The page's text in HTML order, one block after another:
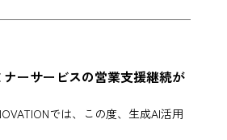
ーサービスの営業支援継続が
では、この度、生成AI活用